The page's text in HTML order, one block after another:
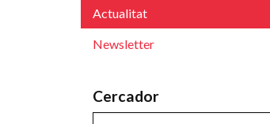
Actualitat
Newsletter
Cercador